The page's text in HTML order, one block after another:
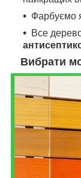
Фарбуємо
Все
Вибрати